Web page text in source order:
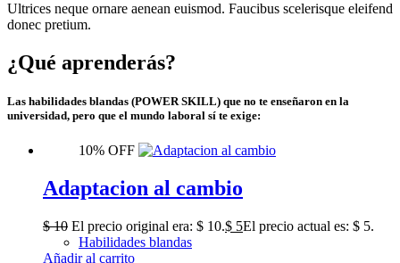
Ultrices neque ornare aenean euismod. Faucibus scelerisque eleifend
donec pretium.
¿Qué aprenderás?
Las habilidades blandas (POWER SKILL) que no te enseñaron en la
universidad, pero que el mundo laboral sí te exige:
10% OFF
Adaptacion al cambio
$10 El precio original era: $ 10.$ 5El precio actual es: $ 5.
Habilidades blandas
Añadir al carrito